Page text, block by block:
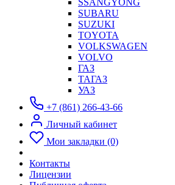
SSANGYONG
SUBARU
SUZUKI
TOYOTA
VOLKSWAGEN
VOLVO
ГАЗ
ТАГАЗ
УАЗ
+7 (861) 266-43-66
Личный кабинет
Мои закладки (0)
Контакты
Лицензии